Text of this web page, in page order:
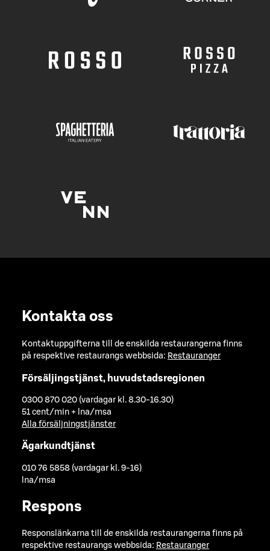
Kontakta oss
Kontaktuppgifterna till de enskilda restaurangerna finns
på respektive restaurangs webbsida: Restauranger
Försäljingstjänst, huvudstadsregionen
0300 870 020 (vardagar kl. 8.30-16.30)
51 cent/min + lna/msa
Alla försäljningstjänster
Ägarkundtjänst
010 76 5858 (vardagar kl. 9-16)
lna/msa
Respons
Responslänkarna till de enskilda restaurangerna finns på
respektive restaurangs webbsida: Restauranger